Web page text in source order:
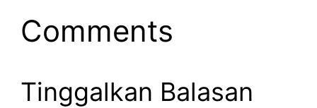
Comments
Tinggalkan Balasan